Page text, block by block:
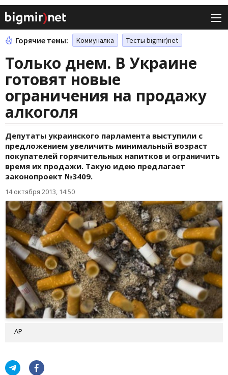
Горячие темы: Коммуналка Тесты bigmir)net
Только днем. В Украине
готовят новые
ограничения на продажу
алкоголя
Депутаты украинского парламента выступили с
предложением увеличить минимальный возраст
покупателей горячительных напитков и ограничить
время их продажи. Такую идею предлагает
законопроект №3409.
14 октября 2013, 14:50
АР